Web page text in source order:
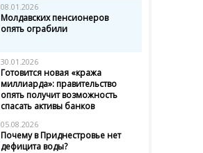
08.01.2026
Молдавских пенсионеров
опять ограбили
30.01.2026
Готовится новая «кража
миллиарда»: правительство
опять получит возможность
спасать активы банков
05.08.2026
Почему в Приднестровье нет
дефицита воды?